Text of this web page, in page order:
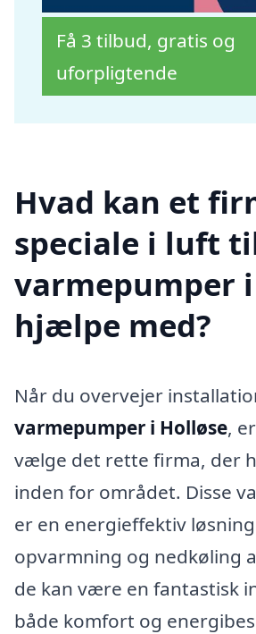
Få 3 tilbud, gratis og
uforpligtende
Hvad kan et
speciale i luft
varmepumper
hjælpe med?
Når du overvejer
varmepumper i Holløse,
vælge det rette firma, der
inden for området. Disse
er en energieffektiv
opvarmning og nedkøling
de kan være en fantastisk
både komfort og